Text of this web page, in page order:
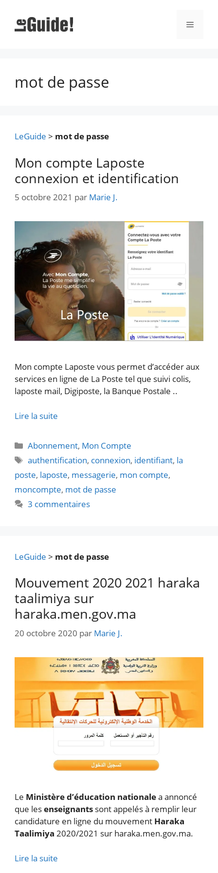
contenu
Menu
mot de passe
LeGuide > mot de passe
Mon compte Laposte
connexion et identification
5 octobre 2021 par Marie J.
Mon compte Laposte vous permet d’accéder aux
services en ligne de La Poste tel que suivi colis,
laposte mail, Digiposte, la Banque Postale ..
Lire la suite
Catégories
Abonnement, Mon Compte
Étiquettes
authentification, connexion, identifiant, la
poste, laposte, messagerie, mon compte,
moncompte, mot de passe
3 commentaires
LeGuide > mot de passe
Mouvement 2020 2021 haraka
taalimiya sur
haraka.men.gov.ma
20 octobre 2020 par Marie J.
Le Ministère d’éducation nationalea annoncé
que lesenseignants sont appelés à remplir leur
candidature en ligne du mouvement Haraka
Taalimiya 2020/2021 sur haraka.men.gov.ma.
Lire la suite